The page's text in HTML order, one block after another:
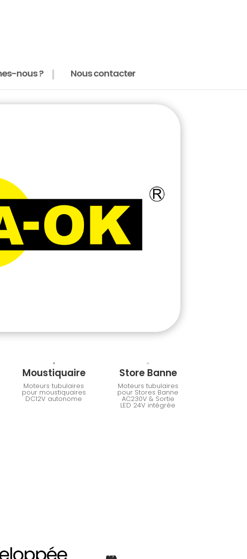
nous ? Nous contacter
Moustiquaire
Moteurs tubulaires
pour moustiquaires
DC12V autonome
Store Banne
Moteurs tubulaires
pour Stores Banne
AC230V & Sortie
LED 24V intégrée